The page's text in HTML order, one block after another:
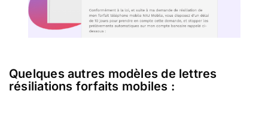
Quelques autres modèles de lettres
résiliations forfaits mobiles :